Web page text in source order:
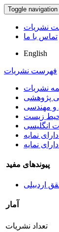
Toggle navigation
نشریات
تماس با ما
English
فهرست نشریات
نشریات
پژوهشی
و مهندسی
زیست
انگلیسی
پیوندهای مفید
اردبیلی
آمار
تعداد نشریات